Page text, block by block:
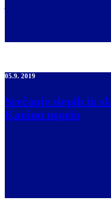
05.9. 2019
Srečanje slepih in
Kaninu uspelo